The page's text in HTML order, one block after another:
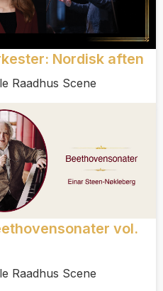
Nordisk aften
Raadhus Scene
vol.
Raadhus Scene